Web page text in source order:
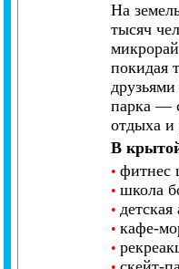
На
тысяч
покидая
парка —
отдыха и
В
• фитнес
• школа
•
• кафе-
•